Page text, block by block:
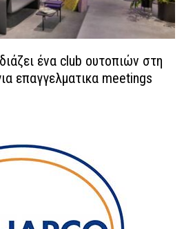
ένα club ουτοπιών στη
επαγγελματικα meetings